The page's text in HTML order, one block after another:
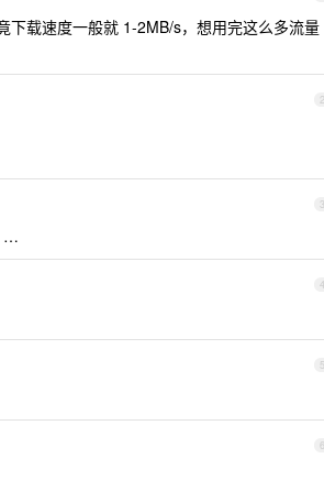
下载速度一般就 1-2MB/s，想用完这么多流量
2
3
…
4
5
6